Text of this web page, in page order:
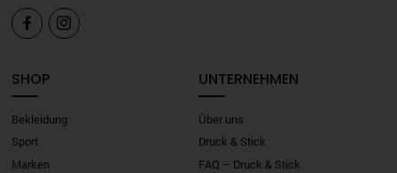
 
SHOP
Bekleidung
Sport
Marken
UNTERNEHMEN
Über uns
Druck & Stick
FAQ – Druck & Stick